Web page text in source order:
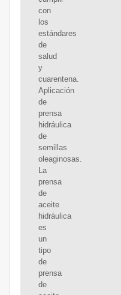
con
los
estándares
de
salud
y
cuarentena.
Aplicación
de
prensa
hidráulica
de
semillas
oleaginosas.
La
prensa
de
aceite
hidráulica
es
un
tipo
de
prensa
de